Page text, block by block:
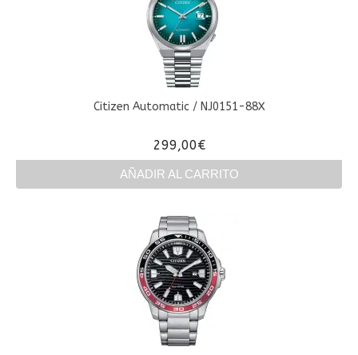
Citizen Automatic / NJ0151-88X
299,00€
AÑADIR AL CARRITO